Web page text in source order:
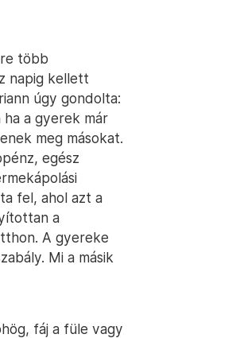
több
napig kellett
úgy gondolta:
ha a gyerek már
meg másokat.
egész
fel, ahol azt a
a
A gyereke
Mi a másik
fáj a füle vagy